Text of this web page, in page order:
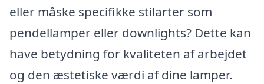
eller måske specifikke stilarter som
pendellamper eller downlights? Dette kan
have betydning for kvaliteten af arbejdet
og den æstetiske værdi af dine lamper.